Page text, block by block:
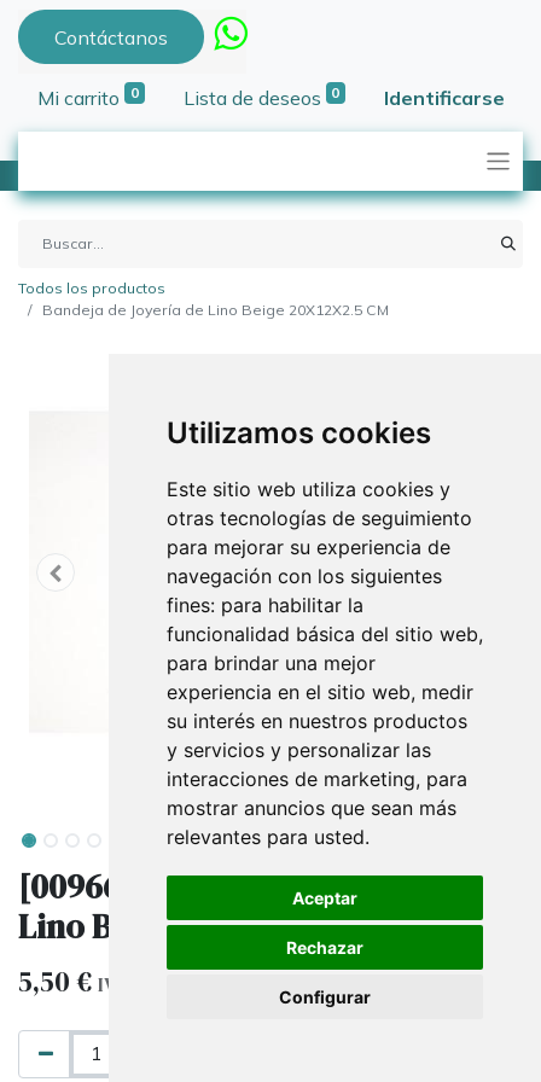
Utilizamos cookies
Este sitio web utiliza cookies y
otras tecnologías de seguimiento
para mejorar su experiencia de
navegación con los siguientes
fines: para habilitar la
funcionalidad básica del sitio web,
para brindar una mejor
experiencia en el sitio web, medir
su interés en nuestros productos
y servicios y personalizar las
interacciones de marketing, para
mostrar anuncios que sean más
relevantes para usted.
Aceptar
Rechazar
Configurar
Contáctanos
Mi carrito 0 Lista de deseos 0 Identificarse
Todos los productos
Bandeja de Joyería de Lino Beige 20X12X2.5 CM
[009661] Bandeja de Joyería de
Lino Beige 20X12X2.5 CM
5,50€ IVA excluido